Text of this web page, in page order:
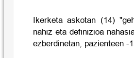
Ikerketa askotan (14)
nahiz eta definizioa
ezberdinetan, pazienteen -